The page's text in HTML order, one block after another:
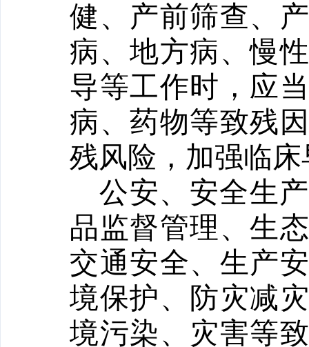
健、产前筛查、
病、地方病、慢
导等工作时，应
病、药物等致残
残风险，加强临
公安、安全生
品监督管理、生
交通安全、生产
境保护、防灾减
境污染、灾害等